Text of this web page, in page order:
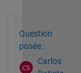
Question
posée :
Carlos